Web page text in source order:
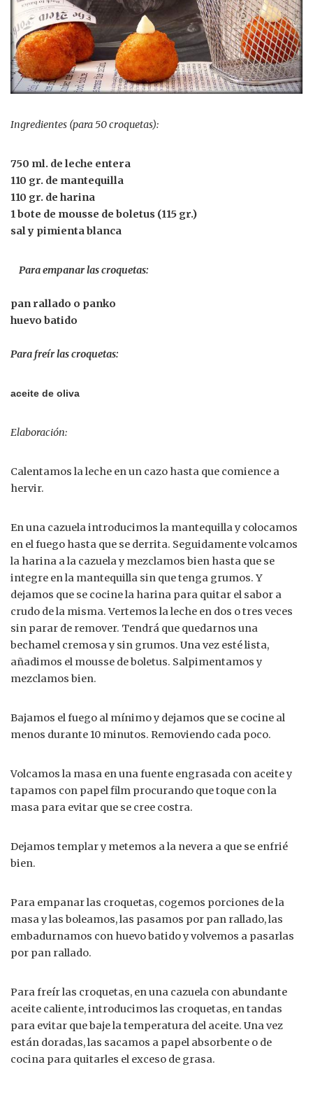
Ingredientes (para 50 croquetas):
750 ml. de leche entera
110 gr. de mantequilla
110 gr. de harina
1 bote de mousse de boletus (115 gr.)
sal y pimienta blanca
Para empanar las croquetas:
pan rallado o panko
huevo batido
Para freír las croquetas:
aceite de oliva
Elaboración:
Calentamos la leche en un cazo hasta que comience a
hervir.
En una cazuela introducimos la mantequilla y colocamos
en el fuego hasta que se derrita. Seguidamente volcamos
la harina a la cazuela y mezclamos bien hasta que se
integre en la mantequilla sin que tenga grumos. Y
dejamos que se cocine la harina para quitar el sabor a
crudo de la misma. Vertemos la leche en dos o tres veces
sin parar de remover. Tendrá que quedarnos una
bechamel cremosa y sin grumos. Una vez esté lista,
añadimos el mousse de boletus. Salpimentamos y
mezclamos bien.
Bajamos el fuego al mínimo y dejamos que se cocine al
menos durante 10 minutos. Removiendo cada poco.
Volcamos la masa en una fuente engrasada con aceite y
tapamos con papel film procurando que toque con la
masa para evitar que se cree costra.
Dejamos templar y metemos a la nevera a que se enfrié
bien.
Para empanar las croquetas, cogemos porciones de la
masa y las boleamos, las pasamos por pan rallado, las
embadurnamos con huevo batido y volvemos a pasarlas
por pan rallado.
Para freír las croquetas, en una cazuela con abundante
aceite caliente, introducimos las croquetas, en tandas
para evitar que baje la temperatura del aceite. Una vez
están doradas, las sacamos a papel absorbente o de
cocina para quitarles el exceso de grasa.